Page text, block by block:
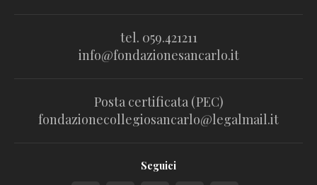
tel. 059.421211
info@fondazionesancarlo.it
Posta certificata (PEC)
fondazionecollegiosancarlo@legalmail.it
Seguici